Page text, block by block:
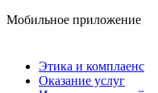
Мобильное приложение
Этика и комплаенс
Оказание услуг